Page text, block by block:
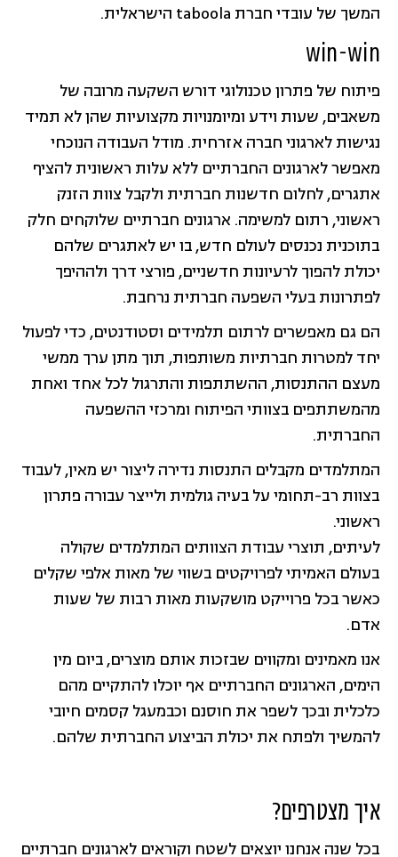
המשך של עובדי חברת taboola הישראלית.
win-win
פיתוח של פתרון טכנולוגי דורש השקעה מרובה של
משאבים, שעות וידע ומיומנויות מקצועיות שהן לא תמיד
נגישות לארגוני חברה אזרחית. מודל העבודה הנוכחי
מאפשר לארגונים החברתיים ללא עלות ראשונית להציף
אתגרים, לחלום חדשנות חברתית ולקבל צוות הזנק
ראשוני, רתום למשימה. ארגונים חברתיים שלוקחים חלק
בתוכנית נכנסים לעולם חדש, בו יש לאתגרים שלהם
יכולת להפוך לרעיונות חדשניים, פורצי דרך ולההיפך
לפתרונות בעלי השפעה חברתית נרחבת.
הם גם מאפשרים לרתום תלמידים וסטודנטים, כדי לפעול
יחד למטרות חברתיות משותפות, תוך מתן ערך ממשי
מעצם ההתנסות, ההשתתפות והתרגול לכל אחד ואחת
מהמשתתפים בצוותי הפיתוח ומרכזי ההשפעה
החברתית.
המתלמדים מקבלים התנסות נדירה ליצור יש מאין, לעבוד
בצוות רב-תחומי על בעיה גולמית ולייצר עבורה פתרון
ראשוני.
לעיתים, תוצרי עבודת הצוותים המתלמדים שקולה
בעולם האמיתי לפרויקטים בשווי של מאות אלפי שקלים
כאשר בכל פרוייקט מושקעות מאות רבות של שעות
אדם.
אנו מאמינים ומקווים שבזכות אותם מוצרים, ביום מין
הימים, הארגונים החברתיים אף יוכלו להתקיים מהם
כלכלית ובכך לשפר את חוסנם וכבמעגל קסמים חיובי
להמשיך ולפתח את יכולת הביצוע החברתית שלהם.
איך מצטרפים?
בכל שנה אנחנו יוצאים לשטח וקוראים לארגונים חברתיים